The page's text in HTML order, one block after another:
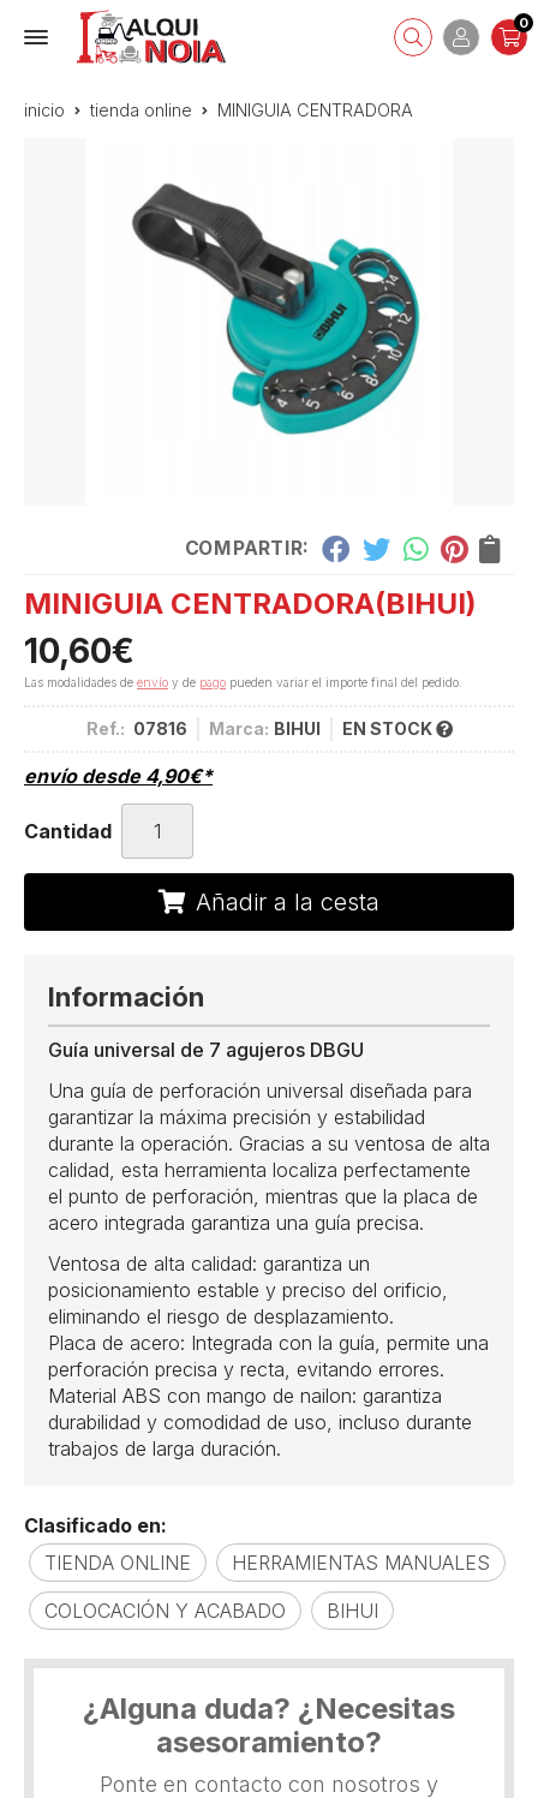
0
inicio tienda online MINIGUIA CENTRADORA
COMPARTIR:
MINIGUIA CENTRADORA(BIHUI)
10,60€
Las modalidades de envío y de pago pueden variar el importe final del pedido.
Ref.: 07816 Marca: BIHUI EN STOCK
envío desde 4,90€*
Cantidad
Añadir a la cesta
Información
Guía universal de 7 agujeros DBGU
Una guía de perforación universal diseñada para
garantizar la máxima precisión y estabilidad
durante la operación. Gracias a su ventosa de alta
calidad, esta herramienta localiza perfectamente
el punto de perforación, mientras que la placa de
acero integrada garantiza una guía precisa.
Ventosa de alta calidad: garantiza un
posicionamiento estable y preciso del orificio,
eliminando el riesgo de desplazamiento.
Placa de acero: Integrada con la guía, permite una
perforación precisa y recta, evitando errores.
Material ABS con mango de nailon: garantiza
durabilidad y comodidad de uso, incluso durante
trabajos de larga duración.
Clasificado en:
TIENDA ONLINE
HERRAMIENTAS MANUALES
COLOCACIÓN Y ACABADO
BIHUI
¿Alguna duda? ¿Necesitas
asesoramiento?
Ponte en contacto con nosotros y